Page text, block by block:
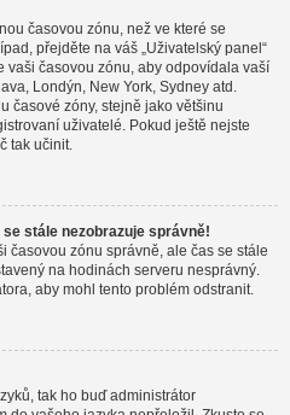
časovou zónu, než ve které se
přejděte na váš „Uživatelský panel“
vaši časovou zónu, aby odpovídala vaší
Londýn, New York, Sydney atd.
časové zóny, stejně jako většinu
uživatelé. Pokud ještě nejste
tak učinit.
stále nezobrazuje správně!
časovou zónu správně, ale čas se stále
na hodinách serveru nesprávný.
aby mohl tento problém odstranit.
tak ho buď administrátor